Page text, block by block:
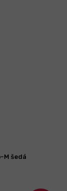
M šedá